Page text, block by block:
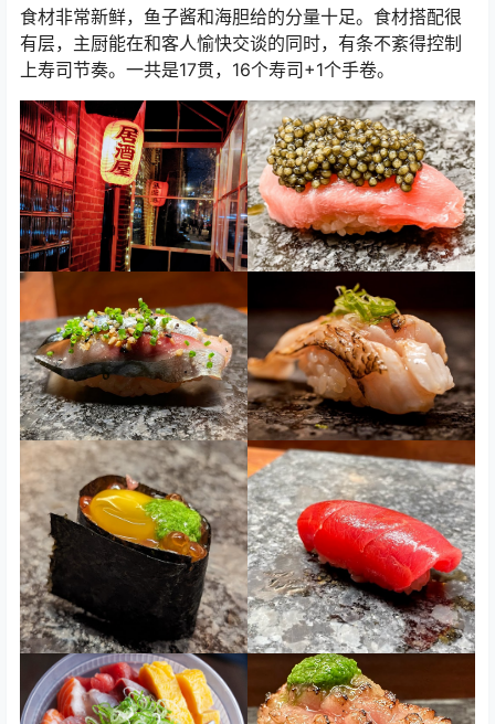
食材非常新鲜，鱼子酱和海胆给的分量十足。食材搭配很
有层，主厨能在和客人愉快交谈的同时，有条不紊得控制
上寿司节奏。一共是17贯，16个寿司+1个手卷。